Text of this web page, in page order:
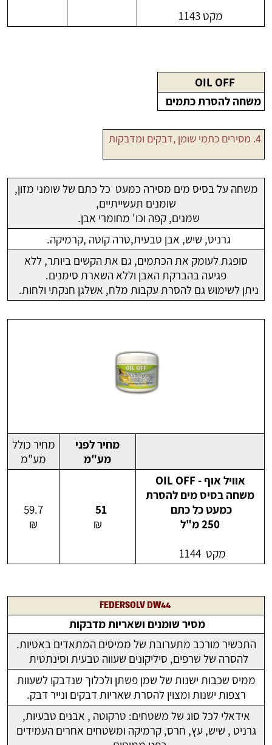
מקט 1143
OIL OFF
משחה להסרת כתמים
4. מסירים כתמי שומן ,דבקים ומדבקות
משחה על בסיס מים מסירה כמעט כל כתם של שומני מזון,
שומנים תעשייתיים,
שמנים, קפה וכו' מחומרי אבן.
גרניט, שיש, אבן טבעית,טרה קוטה ,קרמיקה.
סופגת לעומק את הכתמים, גם את הקשים ביותר, ללא
פגיעה בהברקת האבן וללא השארת סימנים.
ניתן לשימוש גם להסרת עקבות מלח, אשלגן חנקתי ולחות.
מחיר לפני
מע"מ
מחיר כולל
מע"מ
אוויל אוף - OIL OFF
משחה בסיס מים להסרת
כמעט כל כתם
250 מ"ל
מקט 1144
51
₪
59.7
₪
מסיר שומנים ושאריות מדבקות
התכשיר מורכב מתערובת של ממיסים המתאדים באטיות.
להסרה של שרפים, סיליקונים שעווה טבעית וסינתטית
ממיס שכבות ישנות של שמן פשתן ולכלוך שנדבקו לשעוות
רצפות ישנות ומצוין להסרת שאריות דבקים ונייר דבק.
אידאלי לכל סוג של משטחים: טרקוטה , אבנים טבעיות,
גרניט , שיש, עץ, חרס, קרמיקה ומשטחים אחרים העמידים